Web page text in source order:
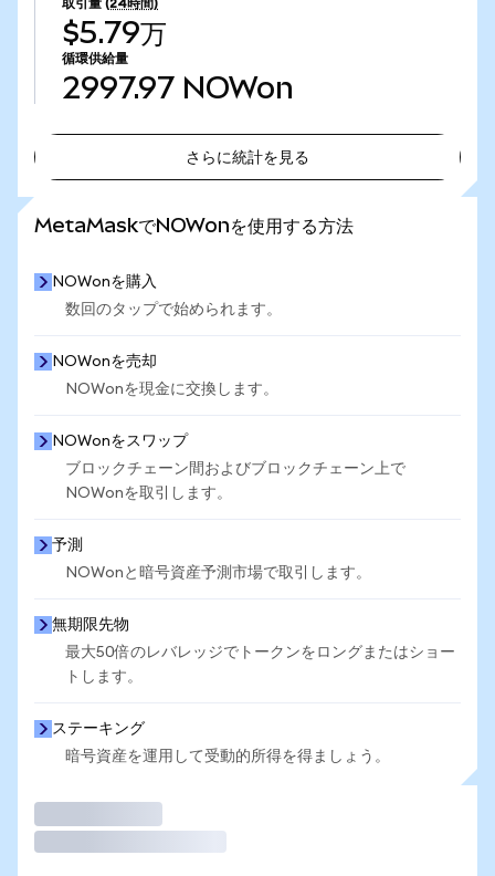
取引量 (24時間)
$5.79万
循環供給量
2997.97 NOWon
さらに統計を見る
MetaMaskでNOWonを使用する方法
NOWonを購入
数回のタップで始められます。
NOWonを売却
NOWonを現金に交換します。
NOWonをスワップ
ブロックチェーン間およびブロックチェーン上で
NOWonを取引します。
予測
NOWonと暗号資産予測市場で取引します。
無期限先物
最大50倍のレバレッジでトークンをロングまたはショー
トします。
ステーキング
暗号資産を運用して受動的所得を得ましょう。